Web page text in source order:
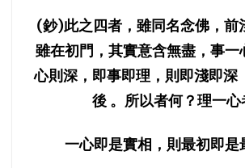
051 052 053
054 055 056
(鈔)此之四者，雖同名念佛，前
雖在初門，其實意含無盡，事一
心則深，即事即理，則即淺即深
後 。所以者何？理一心
一心即是實相，則最初即是